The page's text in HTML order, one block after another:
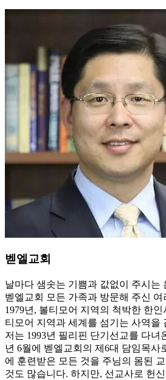
벧엘교회
날마다 샘솟는 기쁨과 값없이 주시
벧엘교회 모든 가족과 방문해 주신
1979년, 볼티모어 지역의 척박한 한
티모어 지역과 세계를 섬기는 사역을
저는 1993년 필리핀 단기선교를 다
년 6월에 벧엘교회의 제6대 담임목
에 훈련받은 모든 것을 주님의 몸된
것도 많습니다. 하지만, 선교사로 헌